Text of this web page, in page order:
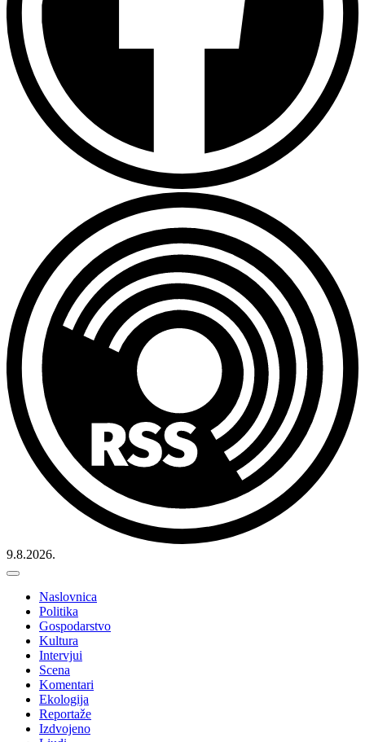
9.8.2026.
Naslovnica
Politika
Gospodarstvo
Kultura
Intervjui
Scena
Komentari
Ekologija
Reportaže
Izdvojeno